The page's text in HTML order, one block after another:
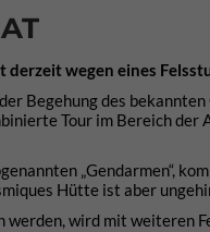
wegen eines
Begehung des
Tour im Bereich
„Gendarmen“,
Hütte ist aber
werden, wird mit weiteren